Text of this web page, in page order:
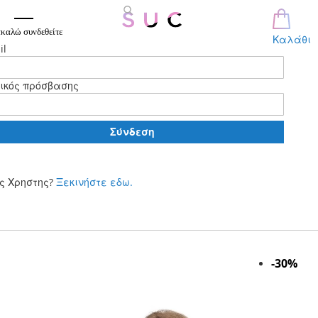
Καλάθι
συνδεθείτε
πρόσβασης
Σύνδεση
Χρηστης? Ξεκινήστε εδω.
περιεχόμενο
-30%